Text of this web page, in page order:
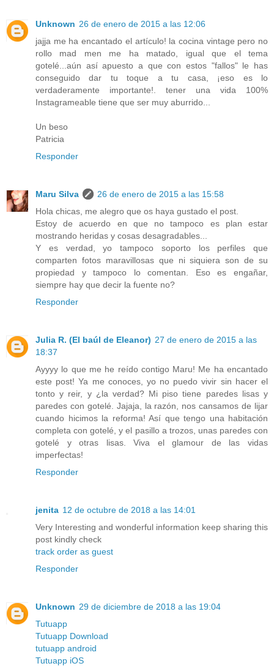
Unknown 26 de enero de 2015 a las 12:06
jajja me ha encantado el artículo! la cocina vintage pero no
rollo mad men me ha matado, igual que el tema
gotelé...aún así apuesto a que con estos "fallos" le has
conseguido dar tu toque a tu casa, ¡eso es lo
verdaderamente importante!. tener una vida 100%
Instagrameable tiene que ser muy aburrido...
Un beso
Patricia
Responder
Maru Silva
26 de enero de 2015 a las 15:58
Hola chicas, me alegro que os haya gustado el post.
Estoy de acuerdo en que no tampoco es plan estar
mostrando heridas y cosas desagradables...
Y es verdad, yo tampoco soporto los perfiles que
comparten fotos maravillosas que ni siquiera son de su
propiedad y tampoco lo comentan. Eso es engañar,
siempre hay que decir la fuente no?
Responder
Julia R. (El baúl de Eleanor) 27 de enero de 2015 a las
18:37
Ayyyy lo que me he reído contigo Maru! Me ha encantado
este post! Ya me conoces, yo no puedo vivir sin hacer el
tonto y reir, y ¿la verdad? Mi piso tiene paredes lisas y
paredes con gotelé. Jajaja, la razón, nos cansamos de lijar
cuando hicimos la reforma! Así que tengo una habitación
completa con gotelé, y el pasillo a trozos, unas paredes con
gotelé y otras lisas. Viva el glamour de las vidas
imperfectas!
Responder
jenita 12 de octubre de 2018 a las 14:01
Very Interesting and wonderful information keep sharing this
post kindly check
track order as guest
Responder
Unknown 29 de diciembre de 2018 a las 19:04
Tutuapp
Tutuapp Download
tutuapp android
Tutuapp iOS